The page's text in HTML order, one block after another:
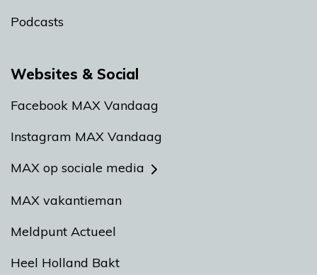
Podcasts
Websites & Social
Facebook MAX Vandaag
Instagram MAX Vandaag
MAX op sociale media
MAX vakantieman
Meldpunt Actueel
Heel Holland Bakt